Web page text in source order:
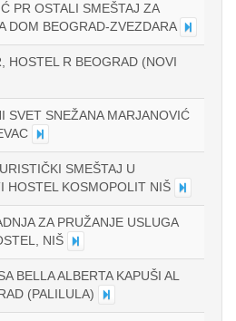
PR OSTALI SMEŠTAJ ZA
DOM BEOGRAD-ZVEZDARA
HOSTEL R BEOGRAD (NOVI
SVET SNEŽANA MARJANOVIĆ
SMEŠTAJ U
HOSTEL KOSMOPOLIT NIŠ
ZA PRUŽANJE USLUGA
NIŠ
BELLA ALBERTA KAPUŠI AL
(PALILULA)